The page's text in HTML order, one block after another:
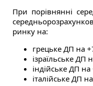
При порівнянні
ринку на:
грецьке ДП на
ізраїльське
індійське ДП
італійське ДП